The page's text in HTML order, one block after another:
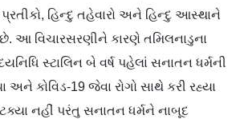
હિન્દુ તહેવારો અને હિન્દુ આસ્થાને
છે. આ વિચારસરણીને કારણે તમિલનાડુના
સ્ટાલિન બે વર્ષ પહેલાં સનાતન ધર્મની
અને કોવિડ-19 જેવા રોગો સાથે કરી રહ્યા
નહીં પરંતુ સનાતન ધર્મને નાબૂદ